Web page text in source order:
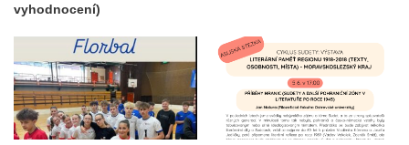
vyhodnocení)